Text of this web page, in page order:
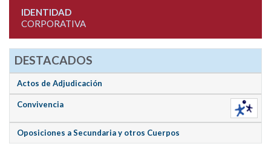
IDENTIDAD
CORPORATIVA
DESTACADOS
Actos de Adjudicación
Convivencia
Oposiciones a Secundaria y otros Cuerpos